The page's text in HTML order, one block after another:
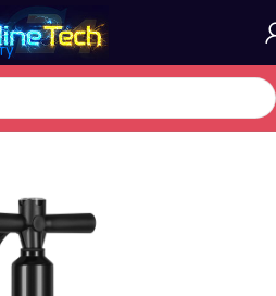
/Компресори,насоси